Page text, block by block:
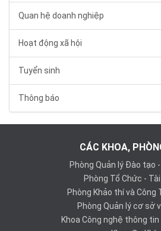
Quan hệ doanh nghiệp
Hoạt động xã hội
Tuyển sinh
Thông báo
CÁC KHOA,
Phòng Quản lý Đào tạo
Phòng Tổ Chức -
Phòng Khảo thí và Công
Phòng Quản lý cơ sở
Khoa Công nghệ thông